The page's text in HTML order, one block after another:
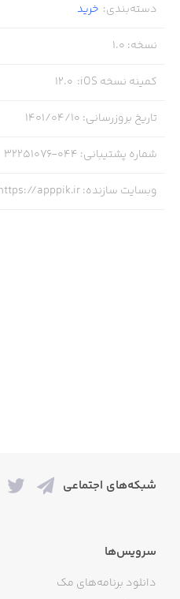
دسته‌بندی: خرید
نسخه:
1.0
کمینه نسخه iOS :
12.0
تاریخ بروزرسانی: ۱۴۰۱/۰۴/۱۰
شماره پشتیبانی: ۰۴۴-۳۲۲۵۱۰۷۶
وبسایت سازنده:
apppik.ir
شبکه‌های اجتماعی
سرویس‌ها
دانلود برنامه‌های مک